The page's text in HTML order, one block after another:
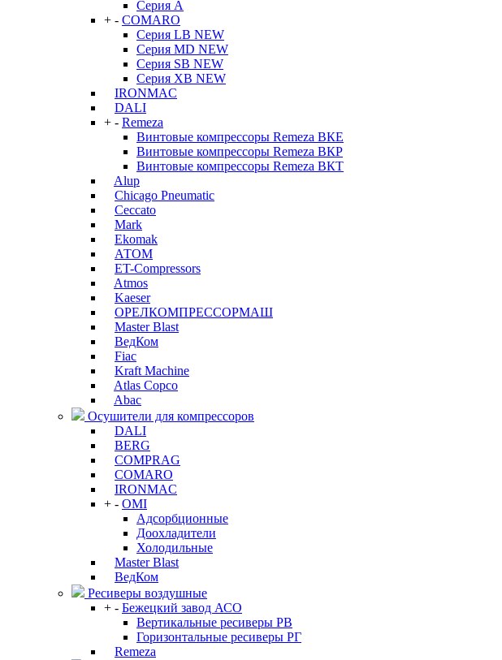
Серия А
+ - COMARO
Серия LB NEW
Серия MD NEW
Серия SB NEW
Серия XB NEW
IRONMAC
DALI
+ - Remeza
Винтовые компрессоры Remeza ВКЕ
Винтовые компрессоры Remeza ВКР
Винтовые компрессоры Remeza ВКТ
Alup
Chicago Pneumatic
Ceccato
Mark
Ekomak
АТОМ
ET-Compressors
Atmos
Kaeser
ОРЕЛКОМПРЕССОРМАШ
Master Blast
ВедКом
Fiac
Kraft Machine
Atlas Copco
Abac
Осушители для компрессоров
DALI
BERG
COMPRAG
COMARO
IRONMAC
+ - OMI
Адсорбционные
Доохладители
Холодильные
Master Blast
ВедКом
Ресиверы воздушные
+ - Бежецкий завод АСО
Вертикальные ресиверы РВ
Горизонтальные ресиверы РГ
Remeza